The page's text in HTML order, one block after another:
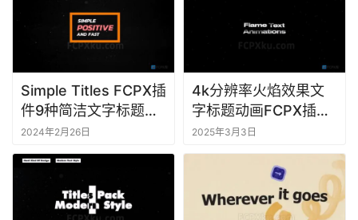
件
M
c
Simple Titles FCPX插
件9种简洁文字标题动
画
2024年2月26日
4k分辨率火焰效果文
字标题动画FCPX插件
Flame Text
Animations
2025年3月3日